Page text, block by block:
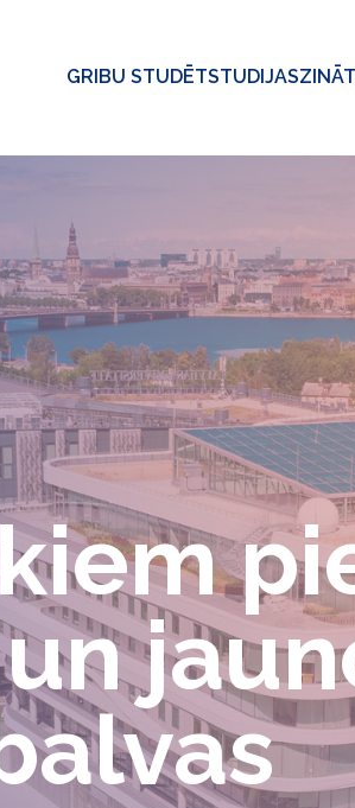
GRIBU STUDĒTSTUDIJAS